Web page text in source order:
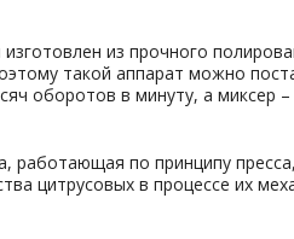
из прочного
такой аппарат можно
оборотов в минуту, а миксер
работающая по принципу
цитрусовых в процессе их